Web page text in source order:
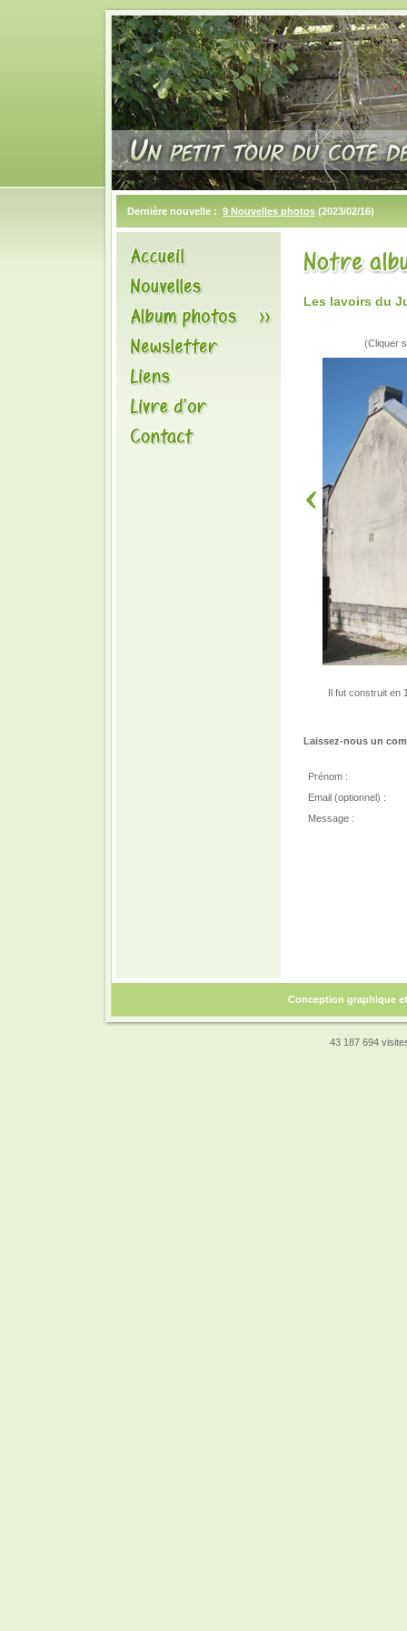
Dernière nouvelle : 9 Nouvelles photos (2023/02/16)
Les lavoirs du
(Cliquer
Il fut construit en
Laissez-nous un
Prénom :
Email (optionnel) :
Message :
Conception graphique
43 187 694